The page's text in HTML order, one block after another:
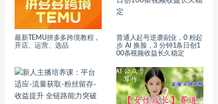
最新TEMU拼多多跨境教程，
开店、运营、选品
普通人起号逆袭副业，0 粉起
步 AI 换脸，3 分钟1条日创1
00条视频收益长久稳定